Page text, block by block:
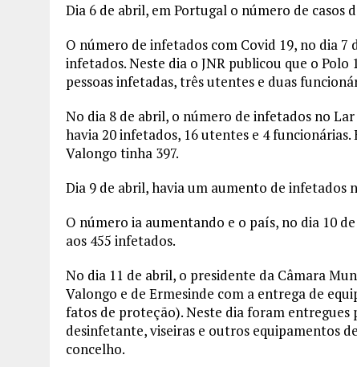
Dia 6 de abril, em Portugal o número de casos
O número de infetados com Covid 19, no dia 7
infetados. Neste dia o JNR publicou que o
pessoas infetadas, três utentes e duas
No dia 8 de abril, o número de infetados no
havia 20 infetados, 16 utentes e 4
Valongo tinha 397.
Dia 9 de abril, havia um aumento de infetados
O número ia aumentando e o país, no dia 10
aos 455 infetados.
No dia 11 de abril, o presidente da Câmara
Valongo e de Ermesinde com a entrega de
fatos de proteção). Neste dia foram entregues
desinfetante, viseiras e outros equipamentos
concelho.